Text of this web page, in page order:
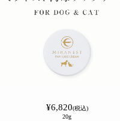
¥6,820(税込)
20g